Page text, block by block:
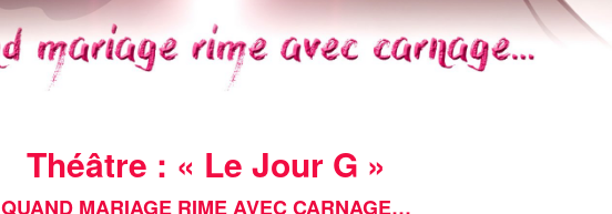
Théâtre : « Le Jour G »
QUAND MARIAGE RIME AVEC CARNAGE…